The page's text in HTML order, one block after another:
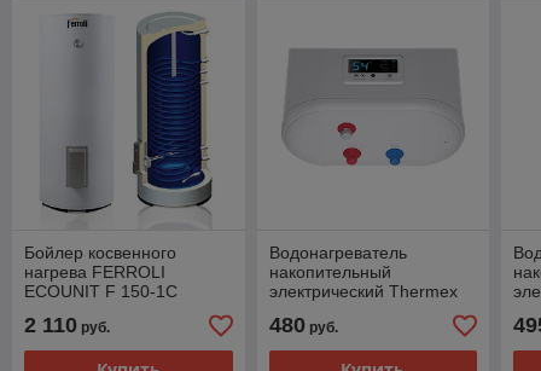
Бойлер косвенного
нагрева FERROLI
ECOUNIT F 150-1С
2 110 руб.
Водонагреватель
накопительный
электрический Thermex
480руб.